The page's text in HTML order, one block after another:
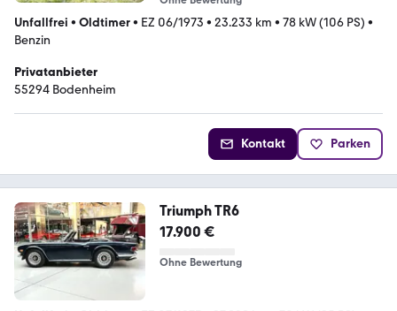
Unfallfrei • Oldtimer• EZ 06/1973 • 23.233 km • 78 kW (106 PS) •
Benzin
Privatanbieter
55294 Bodenheim
Kontakt Parken
Triumph TR6
17.900 €
Ohne Bewertung